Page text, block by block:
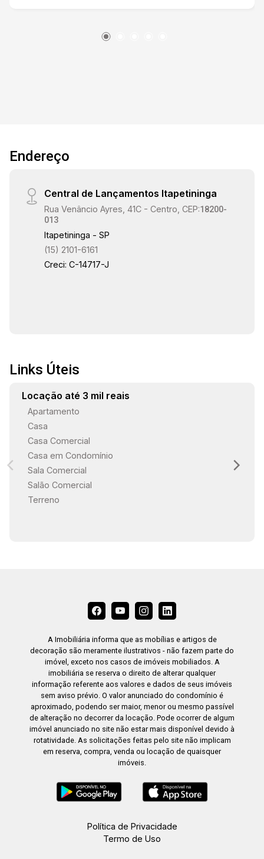
Endereço
Central de Lançamentos Itapetininga
Rua Venâncio Ayres, 41C - Centro, CEP:18200-
013
Itapetininga - SP
(15) 2101-6161
Creci: C-14717-J
Links Úteis
Locação até 3 mil reais
Apartamento
Casa
Casa Comercial
Casa em Condomínio
Sala Comercial
Salão Comercial
Terreno
A Imobiliária informa que as mobílias e artigos de
decoração são meramente ilustrativos - não fazem parte do
imóvel, exceto nos casos de imóveis mobiliados. A
imobiliária se reserva o direito de alterar qualquer
informação referente aos valores e dados de seus imóveis
sem aviso prévio. O valor anunciado do condomínio é
aproximado, podendo ser maior, menor ou mesmo passível
de alteração no decorrer da locação. Pode ocorrer de algum
imóvel anunciado no site não estar mais disponível devido à
rotatividade. As solicitações feitas pelo site não implicam
em reserva, compra, venda ou locação de quaisquer
imóveis.
Política de Privacidade
Termo de Uso